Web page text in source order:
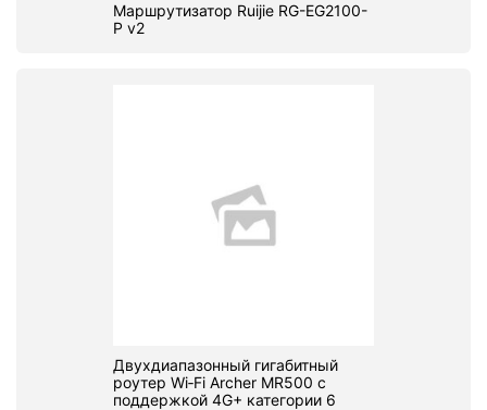
Маршрутизатор Ruijie RG-EG2100-
P v2
Двухдиапазонный гигабитный
роутер Wi‑Fi Archer MR500 с
поддержкой 4G+ категории 6